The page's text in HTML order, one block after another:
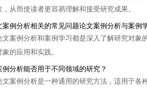
从而使读者更容易理解和接受研究成果。
案例分析相关的常见问题论文案例分析与案例
文案例分析和案例学习都是深入了解研究对
的应用和实践。
例分析能否用于不同领域的研究？
文案例分析是一种通用的研究方法，适用于各